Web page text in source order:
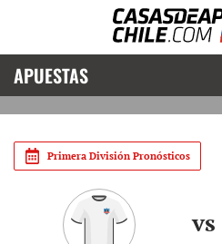
APUESTAS
Primera División Pronósticos
vs